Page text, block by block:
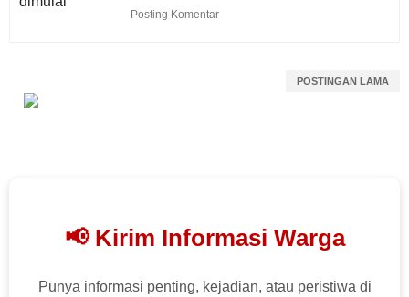
Posting Komentar
POSTINGAN LAMA
📢 Kirim Informasi Warga
Punya informasi penting, kejadian, atau peristiwa di